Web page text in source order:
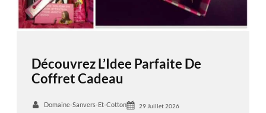
Découvrez L’Idee Parfaite De
Coffret Cadeau
Domaine-Sanvers-Et-Cotton 29 Juillet 2026